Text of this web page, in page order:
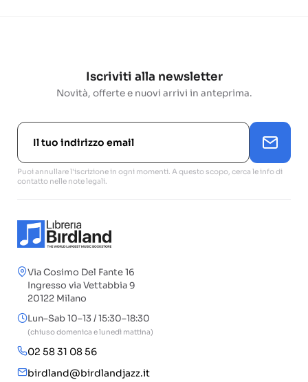
Iscriviti alla newsletter
Novità, offerte e nuovi arrivi in anteprima.
Puoi annullare l'iscrizione in ogni momenti. A questo scopo, cerca le info di
contatto nelle note legali.
Via Cosimo Del Fante 16
Ingresso via Vettabbia 9
20122 Milano
Lun–Sab 10–13 / 15:30–18:30
(chiuso domenica e lunedì mattina)
02 58 31 08 56
birdland@birdlandjazz.it